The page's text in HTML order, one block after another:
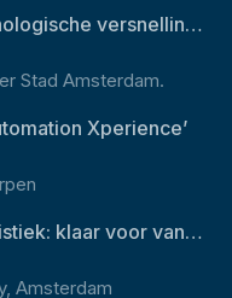
Navigeren tussen technologische versnelling en menselijk potentieel
Stad Amsterdam.
Xperience’
Seminar: Weerbare logistiek: klaar voor vandaag én morgen
Amsterdam